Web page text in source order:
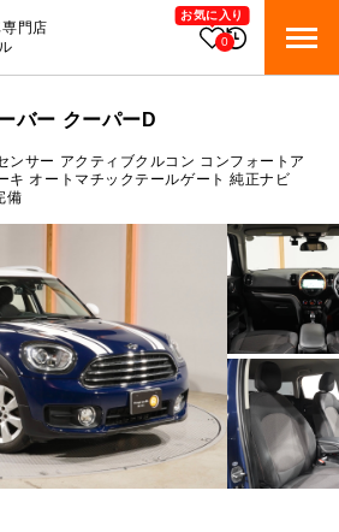
門店
お気に入り
0
ニ 在庫検索
ーミニ 在庫検索
りも高い理由
メンテナンス
ナンス
テナンス
ブログ＆メディア
ミニナレッジ
～18:00
（祝日の場合は火曜日）
193.9 万円
万円
84 回
2 回
バー クーパーD
ンサー アクティブクルコン コンフォートア
キ オートマチックテールゲート 純正ナビ
備